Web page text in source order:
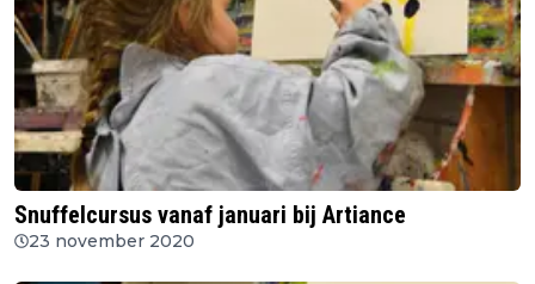
Snuffelcursus vanaf januari bij Artiance
23 november 2020